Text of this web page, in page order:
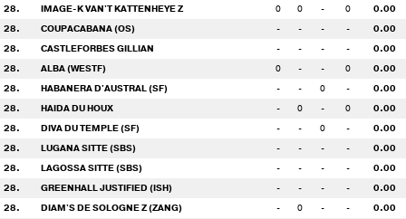
28.
IMAGE-K VAN'T KATTENHEYE Z 0 0 - 0
0.00
28.
COUPACABANA (OS) - - - -
0.00
28.
CASTLEFORBES GILLIAN - - - -
0.00
28.
ALBA (WESTF) 0 - - 0
0.00
28.
HABANERA D'AUSTRAL (SF) - - 0 -
0.00
28.
HAIDA DU HOUX - 0 - 0
0.00
28.
DIVA DU TEMPLE (SF) - - 0 -
0.00
28.
LUGANA SITTE (SBS) - - - -
0.00
28.
LAGOSSA SITTE (SBS) - - - -
0.00
28.
GREENHALL JUSTIFIED (ISH) - - - -
0.00
28.
DIAM'S DE SOLOGNE Z (ZANG) - 0 - -
0.00